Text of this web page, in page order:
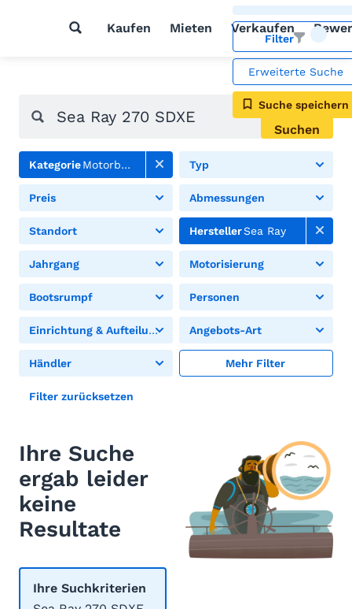
Kaufen Mieten Verkaufen
Filter
Erweiterte Suche
Suche speichern
Suchen
KategorieMotorboote Typ
Preis Abmessungen
Standort HerstellerSea Ray
Jahrgang Motorisierung
Bootsrumpf Personen
Einrichtung & Aufteilung Angebots-Art
Händler Mehr Filter
Filter zurücksetzen
Ihre Suche
ergab leider
keine
Resultate
Ihre Suchkriterien